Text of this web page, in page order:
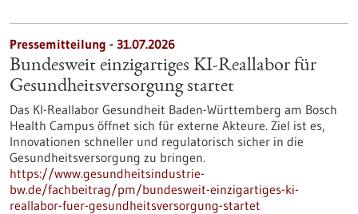
Pressemitteilung - 31.07.2026
Bundesweit einzigartiges KI-Reallabor für
Gesundheits­versorgung startet
Das KI-Reallabor Gesundheit Baden-Württemberg am Bosch
Health Campus öffnet sich für externe Akteure. Ziel ist es,
Innovationen schneller und regulatorisch sicher in die
Gesundheitsversorgung zu bringen.
https://www.gesundheitsindustrie-
bw.de/fachbeitrag/pm/bundesweit-einzigartiges-ki-
reallabor-fuer-gesundheitsversorgung-startet